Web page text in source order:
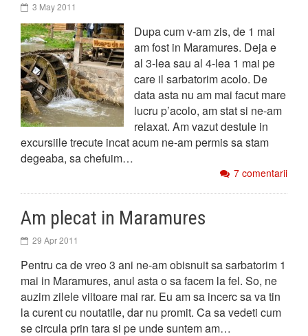
3 May 2011
Dupa cum v-am zis, de 1 mai
am fost in Maramures. Deja e
al 3-lea sau al 4-lea 1 mai pe
care il sarbatorim acolo. De
data asta nu am mai facut mare
lucru p’acolo, am stat si ne-am
relaxat. Am vazut destule in
excursiile trecute incat acum ne-am permis sa stam
degeaba, sa chefuim…
7 comentarii
Am plecat in Maramures
29 Apr 2011
Pentru ca de vreo 3 ani ne-am obisnuit sa sarbatorim 1
mai in Maramures, anul asta o sa facem la fel. So, ne
auzim zilele viitoare mai rar. Eu am sa incerc sa va tin
la curent cu noutatile, dar nu promit. Ca sa vedeti cum
se circula prin tara si pe unde suntem am…